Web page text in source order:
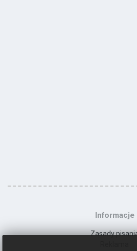
Informacje
Zasady